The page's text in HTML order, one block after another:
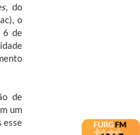
do
o
6 de
de
um
esse